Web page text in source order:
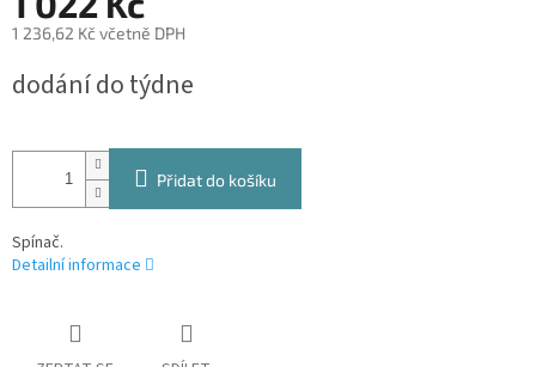
1 236,62 Kč včetně DPH
cena:
dodání do týdne
Přidat do košíku
Spínač.
Detailní informace